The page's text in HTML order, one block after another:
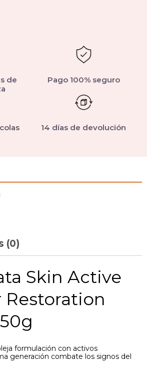
de
Pago 100% seguro
14 días de devolución
(0)
Skin Active
Restoration
formulación con activos
generación combate los signos del